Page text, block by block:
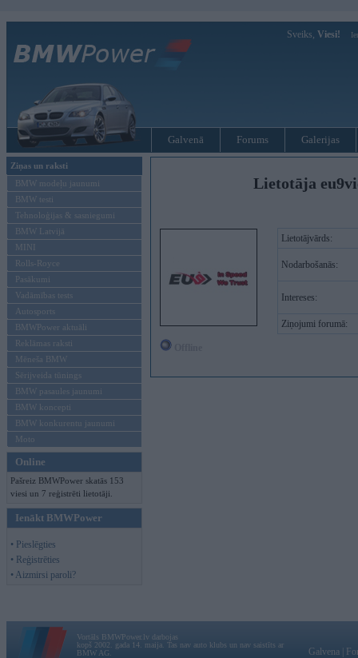
Sveiks, Viesi!
Galvenā Forums Galerijas
Ziņas un raksti
BMW modeļu jaunumi
BMW testi
Tehnoloģijas & sasniegumi
BMW Latvijā
MINI
Rolls-Royce
Pasākumi
Vadāmības tests
Autosports
BMWPower aktuāli
Reklāmas raksti
Mēneša BMW
Sērijveida tūnings
BMW pasaules jaunumi
BMW koncepti
BMW konkurentu jaunumi
Moto
Online
Pašreiz BMWPower skatās 153
viesi un 7 reģistrēti lietotāji.
Ienākt BMWPower
• Pieslēgties
• Reģistrēties
• Aizmirsi paroli?
Lietotāja
Lietotājvārds:
Nodarbošanās:
Intereses:
Ziņojumi forumā:
Vortāls BMWPower.lv darbojas
kopš 2002. gada 14. maija. Tas nav auto klubs un nav saistīts ar
BMW AG.
Galvena